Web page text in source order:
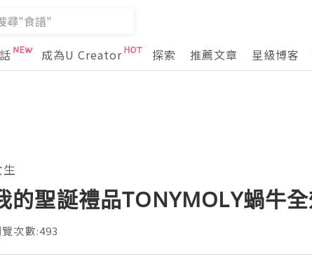
成為U Creator 探索 推薦文章 星級博客
生
的聖誕禮品TONYMOLY蝸牛
次數:493